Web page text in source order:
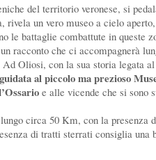
del territorio veronese, si
rivela un vero museo a cielo
le battaglie combattute in queste
racconto che ci accompagnerà
Oliosi, con la sua storia legata
al piccolo ma prezioso
e alle vicende che si sono
circa 50 Km, con la presenza
di tratti sterrati consiglia una